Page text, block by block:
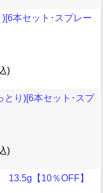
本セット･スプレー
)
とり)[6本セット･スプ
)
【10％OFF】